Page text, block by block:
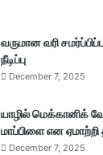
வருமான வரி
நீடிப்பு
December 7, 2025
யாழில்
மாப்பிளை என
December 7, 2025